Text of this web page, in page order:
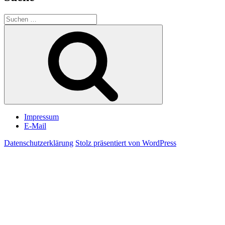
Suchen
nach:
Impressum
E-Mail
Datenschutzerklärung Stolz präsentiert von WordPress